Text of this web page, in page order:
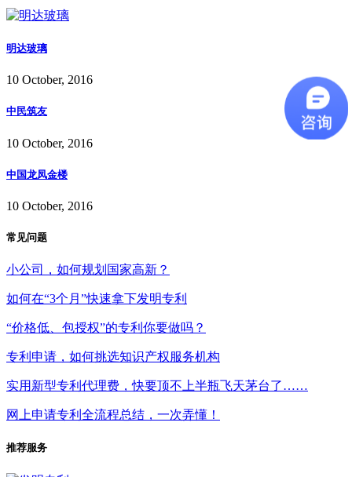
明达玻璃
10 October, 2016
中民筑友
10 October, 2016
中国龙凤金楼
10 October, 2016
常见问题
小公司，如何规划国家高新？
如何在“3个月”快速拿下发明专利
“价格低、包授权”的专利你要做吗？
专利申请，如何挑选知识产权服务机构
实用新型专利代理费，快要顶不上半瓶飞天茅台了……
网上申请专利全流程总结，一次弄懂！
推荐服务